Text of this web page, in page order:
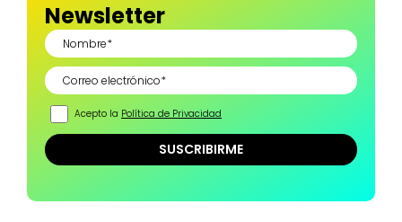
Newsletter
Acepto la Política de Privacidad